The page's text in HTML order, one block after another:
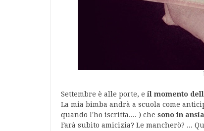
Settembre è alle porte, eil momento
La mia bimba andrà a scuola come
quando l'ho iscritta.... ) che sono in
Farà subito amicizia? Le mancherò? ...